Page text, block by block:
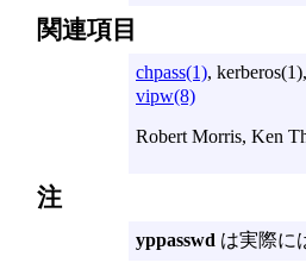
関連項目
chpass(1), kerberos(1),
vipw(8)
Robert Morris, Ken
注
yppasswd は実際に